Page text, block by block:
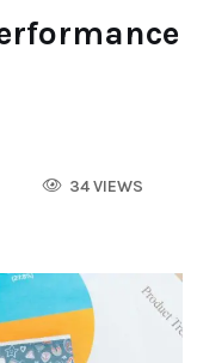
34 VIEWS